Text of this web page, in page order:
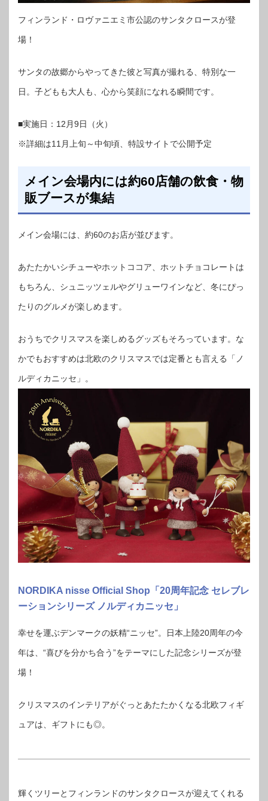
フィンランド・ロヴァニエミ市公認のサンタクロースが登
場！
サンタの故郷からやってきた彼と写真が撮れる、特別な一
日。子どもも大人も、心から笑顔になれる瞬間です。
■実施日：12月9日（火）
※詳細は11月上旬～中旬頃、特設サイトで公開予定
メイン会場内には約60店舗の飲食・物
販ブースが集結
メイン会場には、約60のお店が並びます。
あたたかいシチューやホットココア、ホットチョコレートは
もちろん、シュニッツェルやグリューワインなど、冬にぴっ
たりのグルメが楽しめます。
おうちでクリスマスを楽しめるグッズもそろっています。な
かでもおすすめは北欧のクリスマスでは定番とも言える「ノ
ルディカニッセ」。
NORDIKA nisse Official Shop「20周年記念 セレブレ
ーションシリーズ ノルディカニッセ」
幸せを運ぶデンマークの妖精“ニッセ”。日本上陸20周年の今
年は、“喜びを分かち合う”をテーマにした記念シリーズが登
場！
クリスマスのインテリアがぐっとあたたかくなる北欧フィギ
ュアは、ギフトにも◎。
輝くツリーとフィンランドのサンタクロースが迎えてくれる